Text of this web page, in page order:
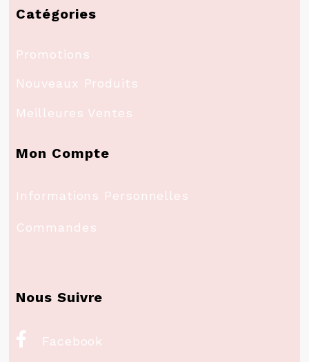
Catégories
Promotions
Nouveaux Produits
Meilleures Ventes
Mon Compte
Informations Personnelles
Commandes
Nous Suivre
 Facebook